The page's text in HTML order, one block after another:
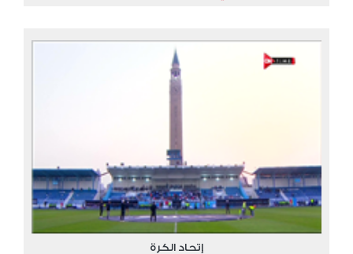
إتحاد الكرة